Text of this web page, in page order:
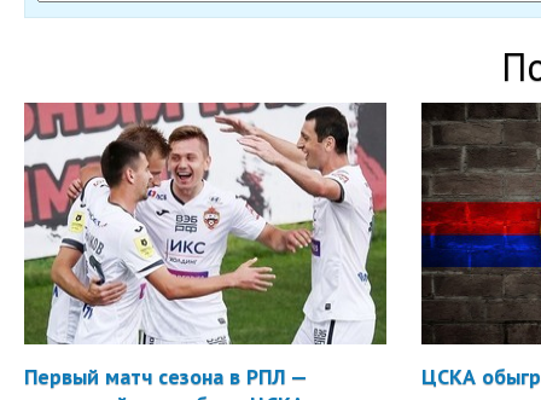
Первый матч сезона в РПЛ —
ЦСКА